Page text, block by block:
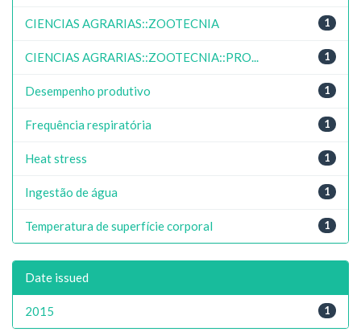
1
CIENCIAS AGRARIAS::ZOOTECNIA
1
CIENCIAS AGRARIAS::ZOOTECNIA::PRO...
1
Desempenho produtivo
1
Frequência respiratória
1
Heat stress
1
Ingestão de água
1
Temperatura de superfície corporal
Date issued
1
2015